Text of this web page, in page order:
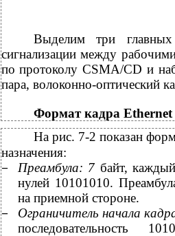
Выделим три главных
сигнализации между
по протоколу CSMA/CD и
пара, волоконно-оптический
Формат кадра Ethernet
На рис. 7-2 показан
назначения:
− Преамбула: 7 байт,
нулей 10101010.
на приемной стороне.
− Ограничитель начала
последовательность